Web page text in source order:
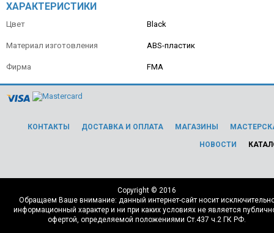
ХАРАКТЕРИСТИКИ
Цвет Black
Материал изготовления ABS-пластик
Фирма FMA
КОНТАКТЫ ДОСТАВКА И ОПЛАТА МАГАЗИНЫ
НОВОСТИ
Copyright © 2016
Обращаем Ваше внимание: данный интернет-сайт носит
информационный характер и ни при каких условиях не является
офертой, определяемой положениями Ст.437 ч.2 ГК РФ.